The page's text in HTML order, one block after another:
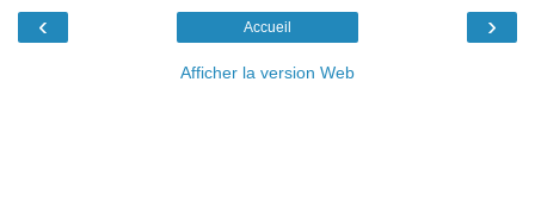
‹ ›
Accueil
Afficher la version Web